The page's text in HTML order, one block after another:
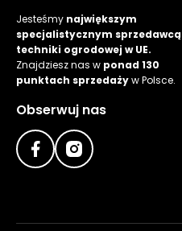
Jesteśmy największym
specjalistycznym sprzedawcą
techniki ogrodowej w UE.
Znajdziesz nas w ponad 130
punktach sprzedażyw Polsce.
Obserwuj nas